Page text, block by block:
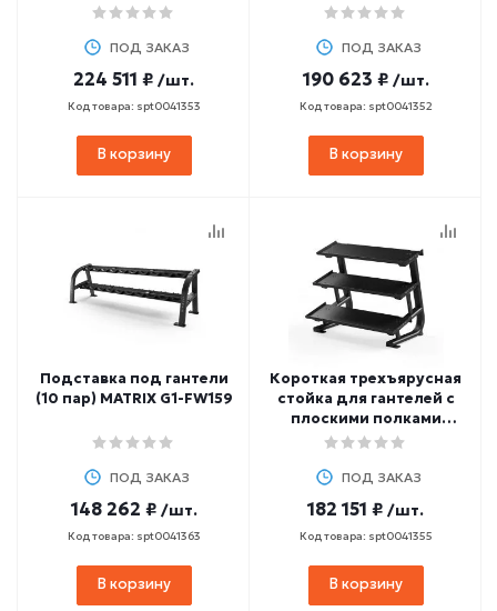
MATRIX MG-A538
ПОД ЗАКАЗ
224 511 ₽ /шт.
Код товара: spt0041353
В корзину
MATRIX MG-A528
ПОД ЗАКАЗ
190 623 ₽ /шт.
Код товара: spt0041352
В корзину
Подставка под гантели
(10 пар) MATRIX G1-FW159
ПОД ЗАКАЗ
148 262 ₽ /шт.
Код товара: spt0041363
В корзину
Короткая трехъярусная
стойка для гантелей с
плоскими полками
MAGNUM MATRIX MG-
ПОД ЗАКАЗ
182 151 ₽ /шт.
Код товара: spt0041355
В корзину